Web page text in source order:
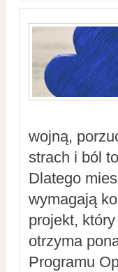
wojną,
strach i ból
Dlatego
wymagają
projekt,
otrzyma
Programu